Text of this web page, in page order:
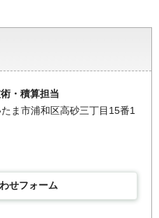
・積算担当
ま市浦和区高砂三丁目15番1
せフォーム